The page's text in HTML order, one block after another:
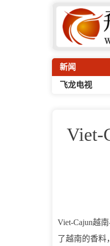
新闻
飞龙电视
Viet-
Viet-Cajun越
了越南的香料